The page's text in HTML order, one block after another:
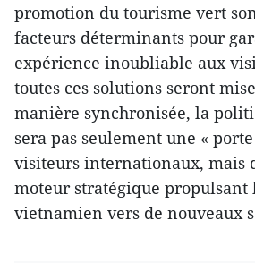
promotion du tourisme vert
facteurs déterminants pour
expérience inoubliable aux
toutes ces solutions seront
manière synchronisée, la
sera pas seulement une «
visiteurs internationaux, mais
moteur stratégique propulsant
vietnamien vers de nouveaux